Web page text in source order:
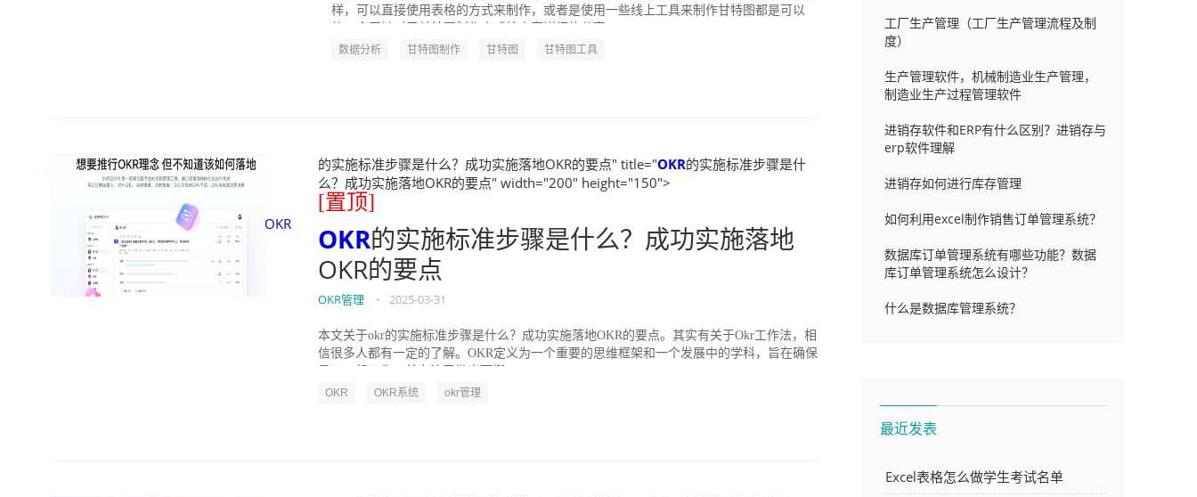
样，可以直接使用表格的方式来制作，或者是使用一些线上工具来制作甘特图都是可以
数据分析 甘特图制作 甘特图 甘特图工具
OKR
的实施标准步骤是什么？成功实施落地OKR的要点" title="OKR的实施标准步骤是什
么？成功实施落地OKR的要点" width="200" height="150">
[置顶]
OKR的实施标准步骤是什么？成功实施落地
OKR的要点
OKR管理 • 2025-03-31
本文关于okr的实施标准步骤是什么？成功实施落地OKR的要点。其实有关于Okr工作法，相
信很多人都有一定的了解。OKR定义为一个重要的思维框架和一个发展中的学科，旨在确保
OKR OKR系统 okr管理
工厂生产管理（工厂生产管理流程及制
度）
生产管理软件，机械制造业生产管理，
制造业生产过程管理软件
进销存软件和ERP有什么区别？进销存与
erp软件理解
进销存如何进行库存管理
如何利用excel制作销售订单管理系统？
数据库订单管理系统有哪些功能？数据
库订单管理系统怎么设计？
什么是数据库管理系统？
最近发表
Excel表格怎么做学生考试名单